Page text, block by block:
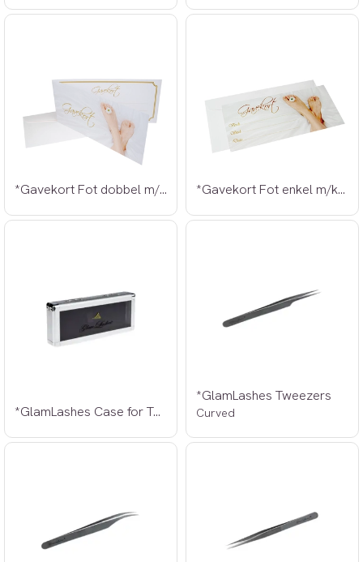
*Gavekort Fot dobbel m/konvolutt *Gavekort Fot enkel m/konvolutt
*GlamLashes Case for Tweezers
*GlamLashes Tweezers
Curved